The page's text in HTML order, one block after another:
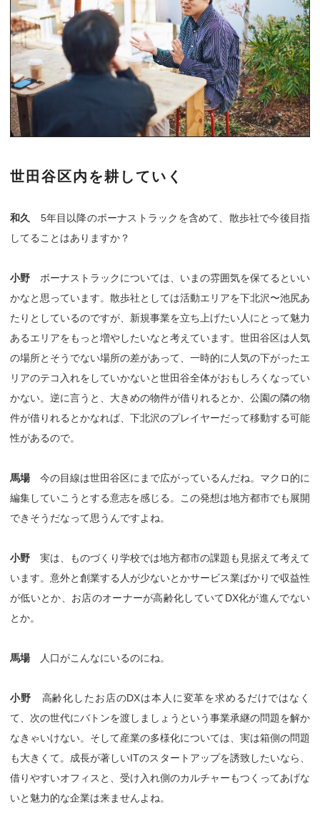
世田谷区内を耕していく
和久
5年目以降のボーナストラックを含めて、散歩社で今後目指
してることはありますか？
小野 ボーナストラックについては、いまの雰囲気を保てるといい
かなと思っています。散歩社としては活動エリアを下北沢〜池尻あ
たりとしているのですが、新規事業を立ち上げたい人にとって魅力
あるエリアをもっと増やしたいなと考えています。世田谷区は人気
の場所とそうでない場所の差があって、一時的に人気の下がったエ
リアのテコ入れをしていかないと世田谷全体がおもしろくなってい
かない。逆に言うと、大きめの物件が借りれるとか、公園の隣の物
件が借りれるとかなれば、下北沢のプレイヤーだって移動する可能
性があるので。
馬場今の目線は世田谷区にまで広がっているんだね。マクロ的に
編集していこうとする意志を感じる。この発想は地方都市でも展開
できそうだなって思うんですよね。
小野 実は、ものづくり学校では地方都市の課題も見据えて考えて
います。意外と創業する人が少ないとかサービス業ばかりで収益性
が低いとか、お店のオーナーが高齢化していてDX化が進んでない
とか。
馬場人口がこんなにいるのにね。
小野 高齢化したお店のDXは本人に変革を求めるだけではなく
て、次の世代にバトンを渡しましょうという事業承継の問題を解か
なきゃいけない。そして産業の多様化については、実は箱側の問題
も大きくて。成長が著しいITのスタートアップを誘致したいなら、
借りやすいオフィスと、受け入れ側のカルチャーもつくってあげな
いと魅力的な企業は来ませんよね。